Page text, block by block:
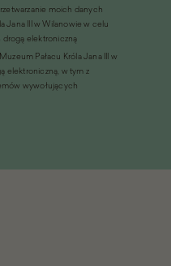
moich danych
Jana III w Wilanowie w celu
drogą elektroniczną
Pałacu Króla Jana III w
elektroniczną, w tym z
wywołujących